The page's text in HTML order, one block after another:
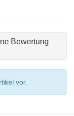
Bewertung
vor.